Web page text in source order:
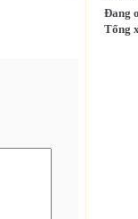
Đang
Tổng